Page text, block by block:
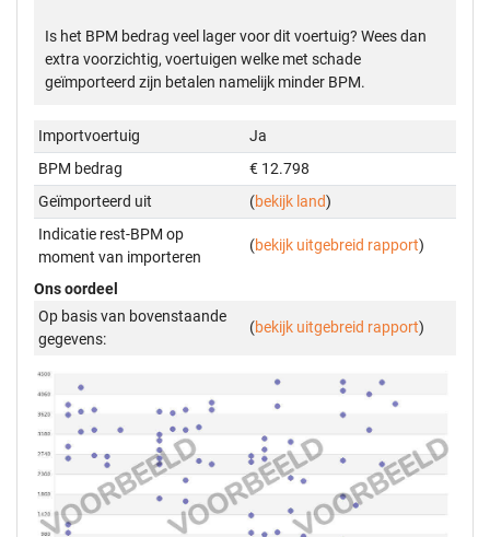
Is het BPM bedrag veel lager voor dit voertuig? Wees dan
extra voorzichtig, voertuigen welke met schade
geïmporteerd zijn betalen namelijk minder BPM.
Importvoertuig
Ja
BPM bedrag
€ 12.798
Geïmporteerd uit
(bekijk land)
Indicatie rest-BPM op
moment van importeren
(bekijk uitgebreid rapport)
Ons oordeel
Op basis van bovenstaande
gegevens:
(bekijk uitgebreid rapport)